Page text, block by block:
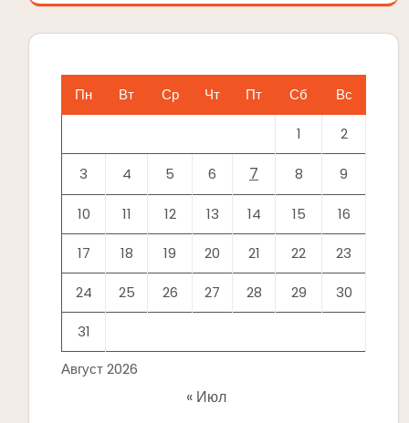
Август 2026
Пн Вт Ср Чт Пт Сб Вс
1 2
3 4 5 6 7 8 9
10 11 12 13 14 15 16
17 18 19 20 21 22 23
24 25 26 27 28 29 30
31
« Июл